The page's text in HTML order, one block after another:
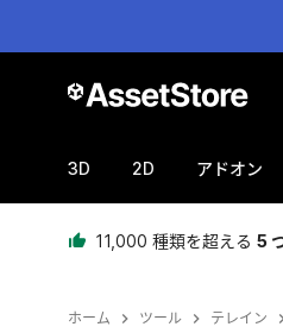
3D 2D アドオン
11,000 種類を超える 5
ホーム ツール テレイン